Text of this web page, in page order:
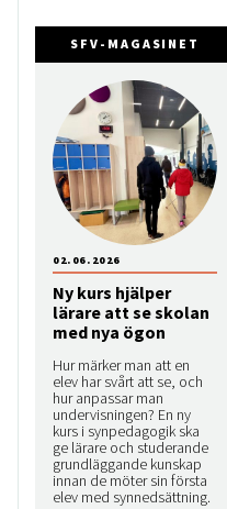
SFV-MAGASINET
Ny kurs hjälper
lärare att se skolan
med nya ögon
Hur märker man att en
elev har svårt att se, och
hur anpassar man
undervisningen? En ny
kurs i synpedagogik ska
ge lärare och studerande
grundläggande kunskap
innan de möter sin första
elev med synnedsättning.
02.06.2026